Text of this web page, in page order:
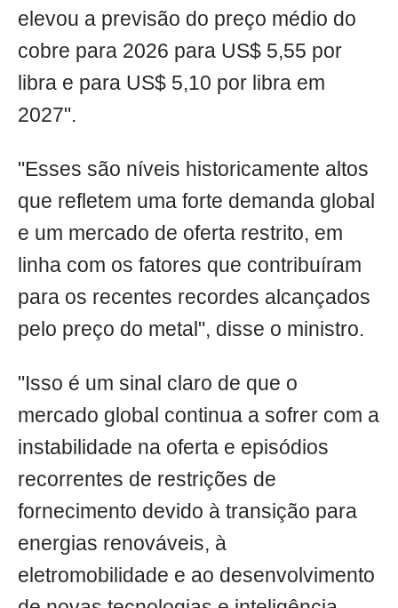
elevou a previsão do preço médio do
cobre para 2026 para US$ 5,55 por
libra e para US$ 5,10 por libra em
2027".
"Esses são níveis historicamente altos
que refletem uma forte demanda global
e um mercado de oferta restrito, em
linha com os fatores que contribuíram
para os recentes recordes alcançados
pelo preço do metal", disse o ministro.
"Isso é um sinal claro de que o
mercado global continua a sofrer com a
instabilidade na oferta e episódios
recorrentes de restrições de
fornecimento devido à transição para
energias renováveis, à
eletromobilidade e ao desenvolvimento